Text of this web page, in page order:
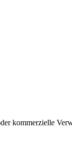
kommerzielle